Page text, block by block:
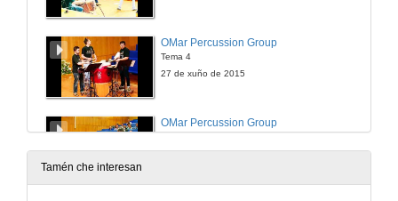
OMar Percussion Group
Tema 4
27 de xuño de 2015
OMar Percussion Group
Tema 5
27 de xuño de 2015
Tamén che interesan